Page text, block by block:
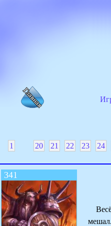
1 20 21 22 23 24
341